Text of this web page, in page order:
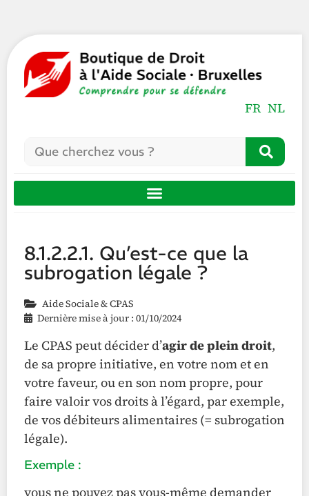
FR NL
8.1.2.2.1. Qu’est-ce que la
subrogation légale ?
Aide Sociale & CPAS
Dernière mise à jour : 01/10/2024
Le CPAS peut décider d’agir de plein droit,
de sa propre initiative, en votre nom et en
votre faveur, ou en son nom propre, pour
faire valoir vos droits à l’égard, par exemple,
de vos débiteurs alimentaires (= subrogation
légale).
Exemple :
vous ne pouvez pas vous-même demander